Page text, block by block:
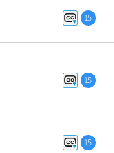
15
15
15